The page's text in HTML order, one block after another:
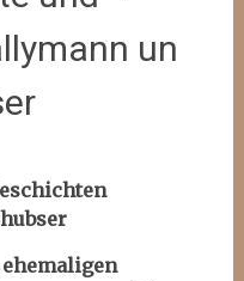
un
Geschichten